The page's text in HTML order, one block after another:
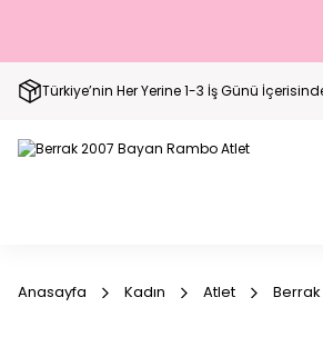
Türkiye’nin Her Yerine 1-3 İş Günü
Anasayfa Kadın Atlet Berrak